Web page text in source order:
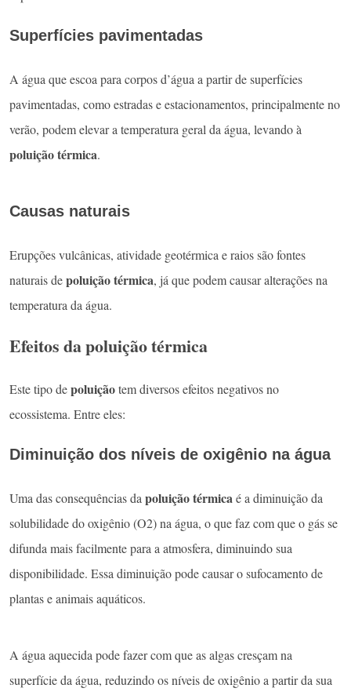
Superfícies pavimentadas
A água que escoa para corpos d’água a partir de superfícies
pavimentadas, como estradas e estacionamentos, principalmente no
verão, podem elevar a temperatura geral da água, levando à
poluição térmica.
Causas naturais
Erupções vulcânicas, atividade geotérmica e raios são fontes
naturais depoluição térmica, já que podem causar alterações na
temperatura da água.
Efeitos da poluição térmica
Este tipo depoluiçãotem diversos efeitos negativos no
ecossistema. Entre eles:
Diminuição dos níveis de oxigênio na água
Uma das consequências dapoluição térmicaé a diminuição da
solubilidade do oxigênio (O2) na água, o que faz com que o gás se
difunda mais facilmente para a atmosfera, diminuindo sua
disponibilidade. Essa diminuição pode causar o sufocamento de
plantas e animais aquáticos.
A água aquecida pode fazer com que as algas cresçam na
superfície da água, reduzindo os níveis de oxigênio a partir da sua